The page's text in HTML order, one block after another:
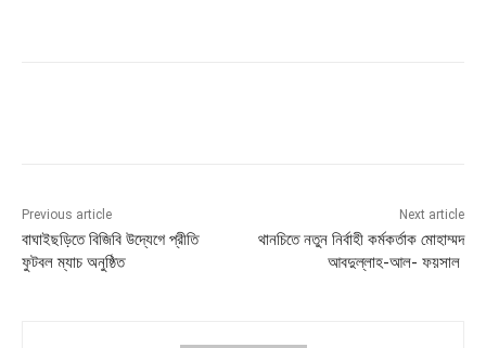
Previous article
বাঘাইছড়িতে বিজিবি উদ্যেগে প্রীতি
ফুটবল ম্যাচ অনুষ্ঠিত
Next article
থানচিতে নতুন নির্বাহী কর্মকর্তাক মোহাম্মদ
আবদুল্লাহ-আল- ফয়সাল